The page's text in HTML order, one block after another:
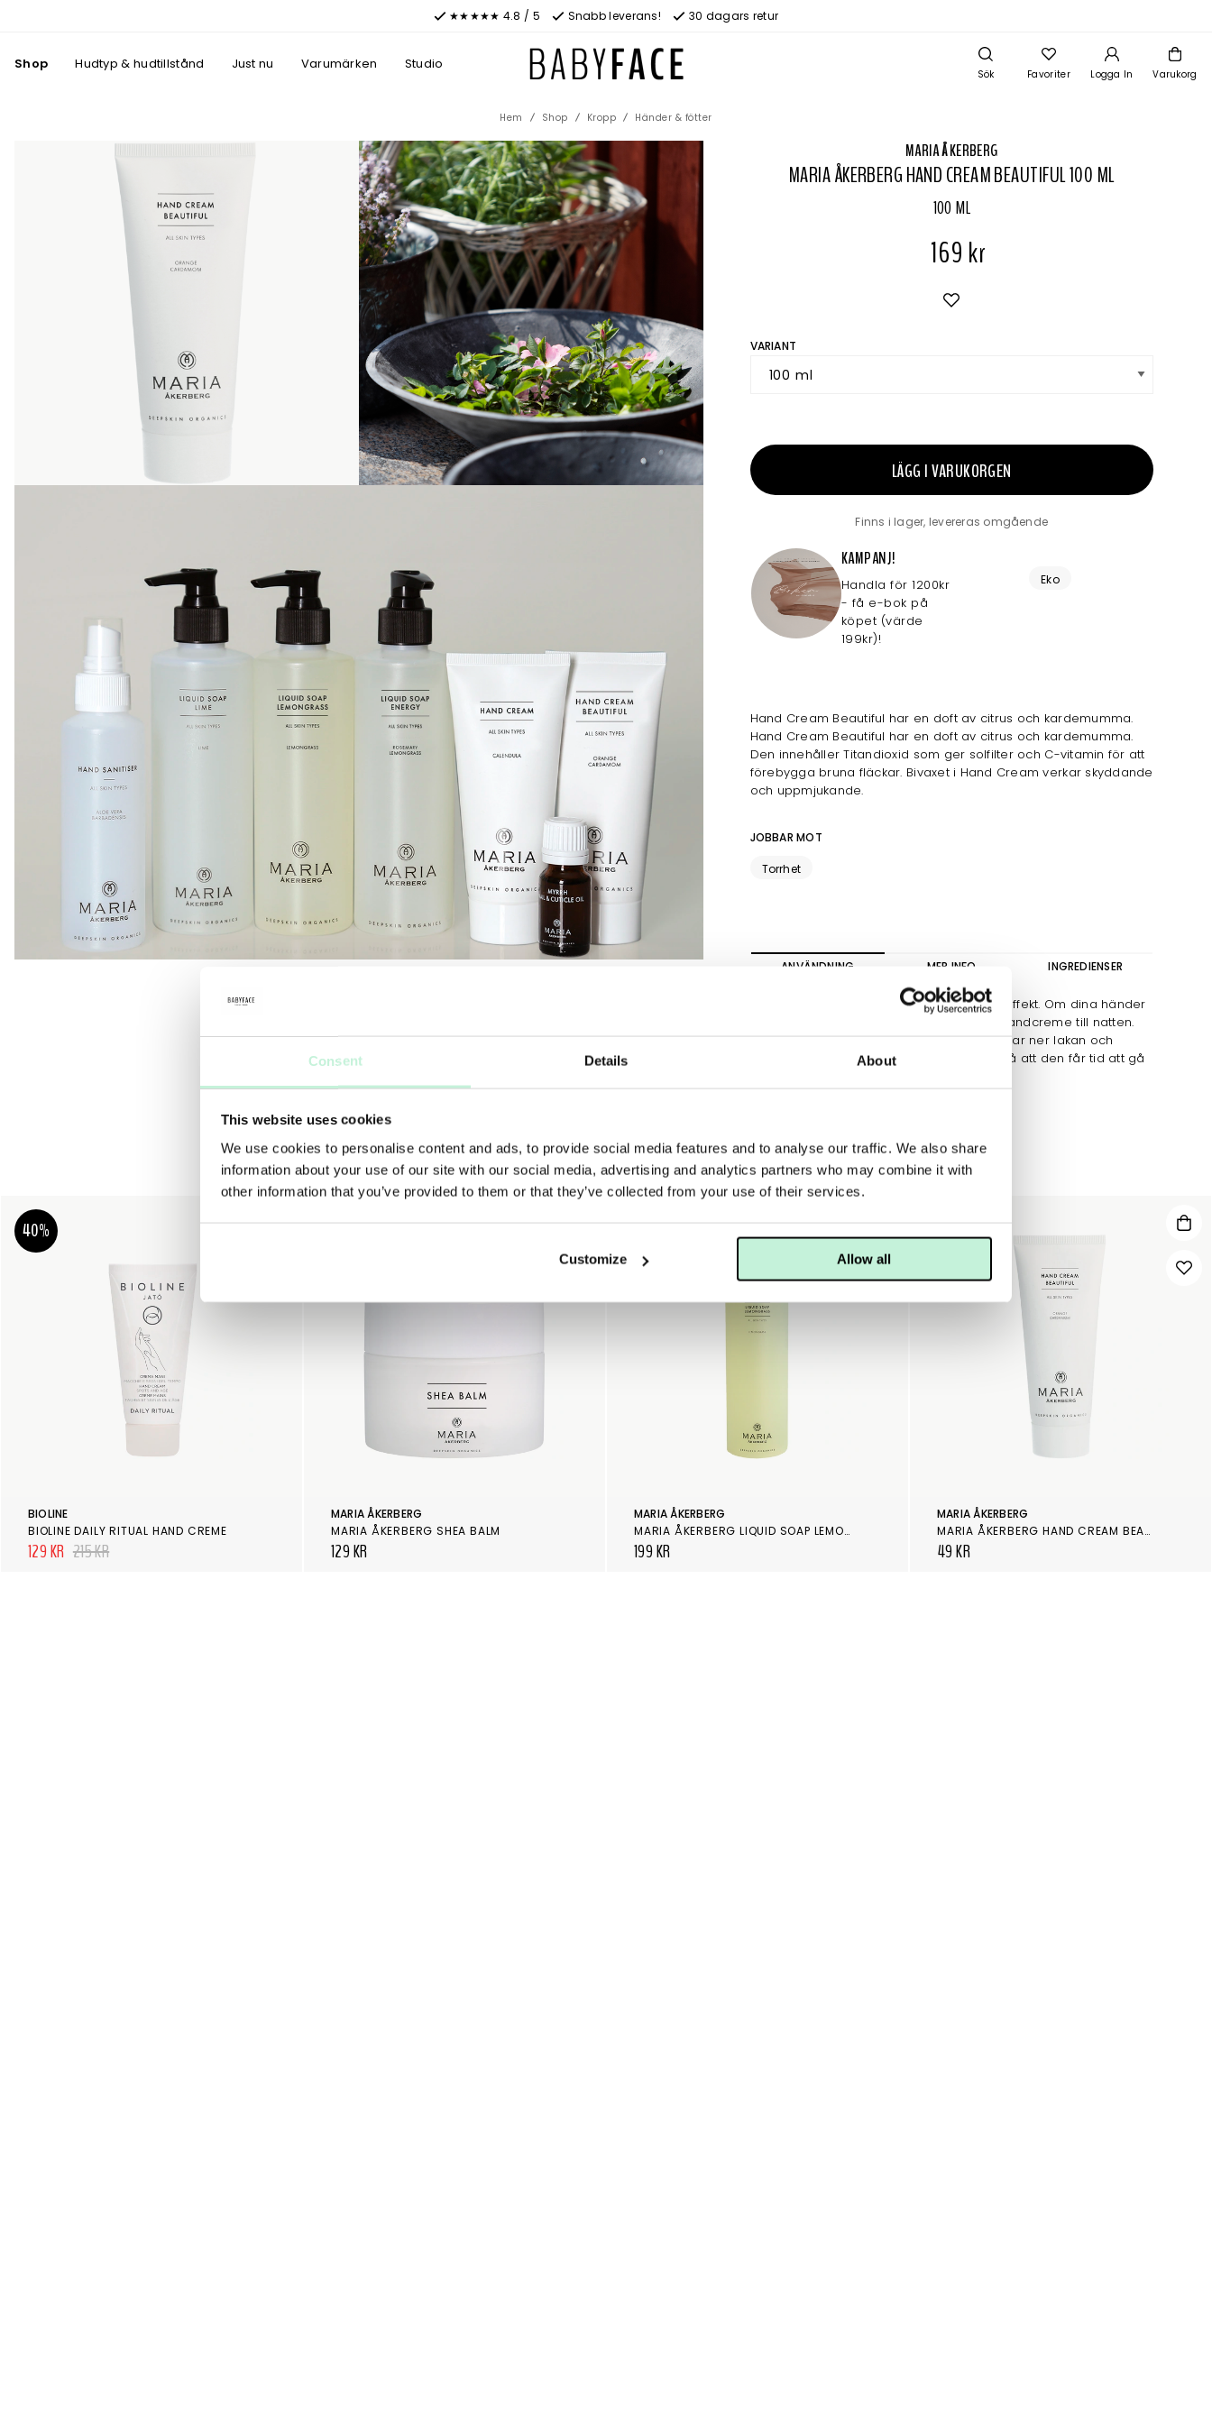
Consent Details About
This website uses cookies
We use cookies to personalise content and ads, to provide social media features and to analyse our traffic. We also share
information about your use of our site with our social media, advertising and analytics partners who may combine it with
other information that you’ve provided to them or that they’ve collected from your use of their services.
Customize Allow all
★★★★★ 4.8 / 5 Snabb leverans! 30 dagars retur
Shop Hudtyp & hudtillstånd Just nu Varumärken Studio
Varukorg
Logga In
Favoriter
Sök
Hem Shop Kropp Händer & fötter
MARIA ÅKERBERG
MARIA ÅKERBERG HAND CREAM BEAUTIFUL 100 ML
100 ML
169 kr
VARIANT
LÄGG I VARUKORGEN
Finns i lager, levereras omgående
KAMPANJ!
Handla för 1200kr
- få e-bok på
köpet (värde
199kr)!
Eko
Hand Cream Beautiful har en doft av citrus och kardemumma.
Hand Cream Beautiful har en doft av citrus och kardemumma.
Den innehåller Titandioxid som ger solfilter och C-vitamin för att
förebygga bruna fläckar. Bivaxet i Hand Cream verkar skyddande
och uppmjukande.
JOBBAR MOT
Torrhet
ANVÄNDNING MER INFO INGREDIENSER
Applicera minst två gånger/dag för bäst effekt. Om dina händer
är mycket torra kan du ta på massor av handcreme till natten.
Använd bomullsvantar, så att du inte kladdar ner lakan och
samtidigt bevarar cremen på händerna så att den får tid att gå
Händer & fötter
40%
BIOLINE
BIOLINE DAILY RITUAL HAND CREME
129 KR 215 KR
MARIA ÅKERBERG
MARIA ÅKERBERG SHEA BALM
129 KR
MARIA ÅKERBERG
MARIA ÅKERBERG LIQUID SOAP LEMONGRASS 500 ML
199 KR
MARIA ÅKERBERG
MARIA ÅKERBERG HAND CREAM BEAUTIFUL
49 KR